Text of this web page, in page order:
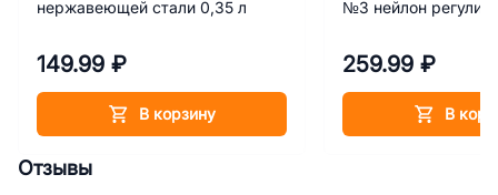
нержавеющей стали 0,35 л
149.99 ₽
В корзину
№3 нейлон
259.99 ₽
В
Отзывы